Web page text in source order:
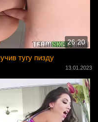
26:20
тугу пизду
13.01.2023